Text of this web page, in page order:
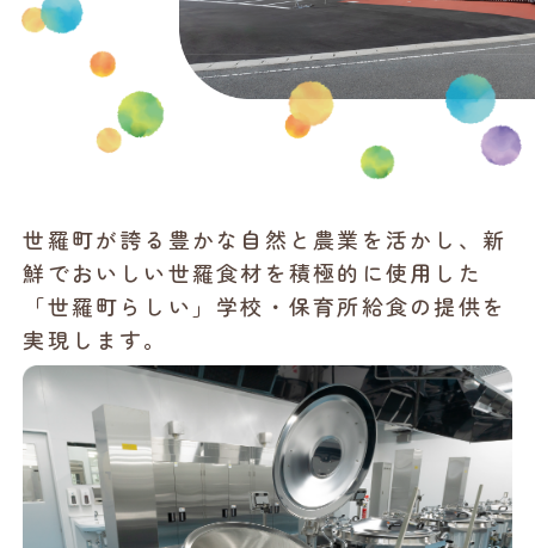
世羅町が誇る豊かな自然と農業を活かし、新
鮮でおいしい世羅食材を積極的に使用した
「世羅町らしい」学校・保育所給食の提供を
実現します。